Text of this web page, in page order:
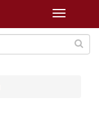
Toggle